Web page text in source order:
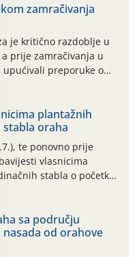
zamračivanja
je kritično razdoblje u
prije zamračivanja u
preporuke o
od najčešćih
grinja (23.7., 14.7.,
je zabilježeno je
razdoblje, uz
plantažnih
oraha
te ponovno prije
vlasnicima
stabla o početku
suzbijanja
Već dvanaest dana
koji naročito
jer najviše
sa području
od orahove